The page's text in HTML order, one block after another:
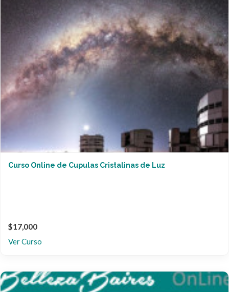
Curso Online de Cupulas Cristalinas de Luz
$17,000
Ver Curso